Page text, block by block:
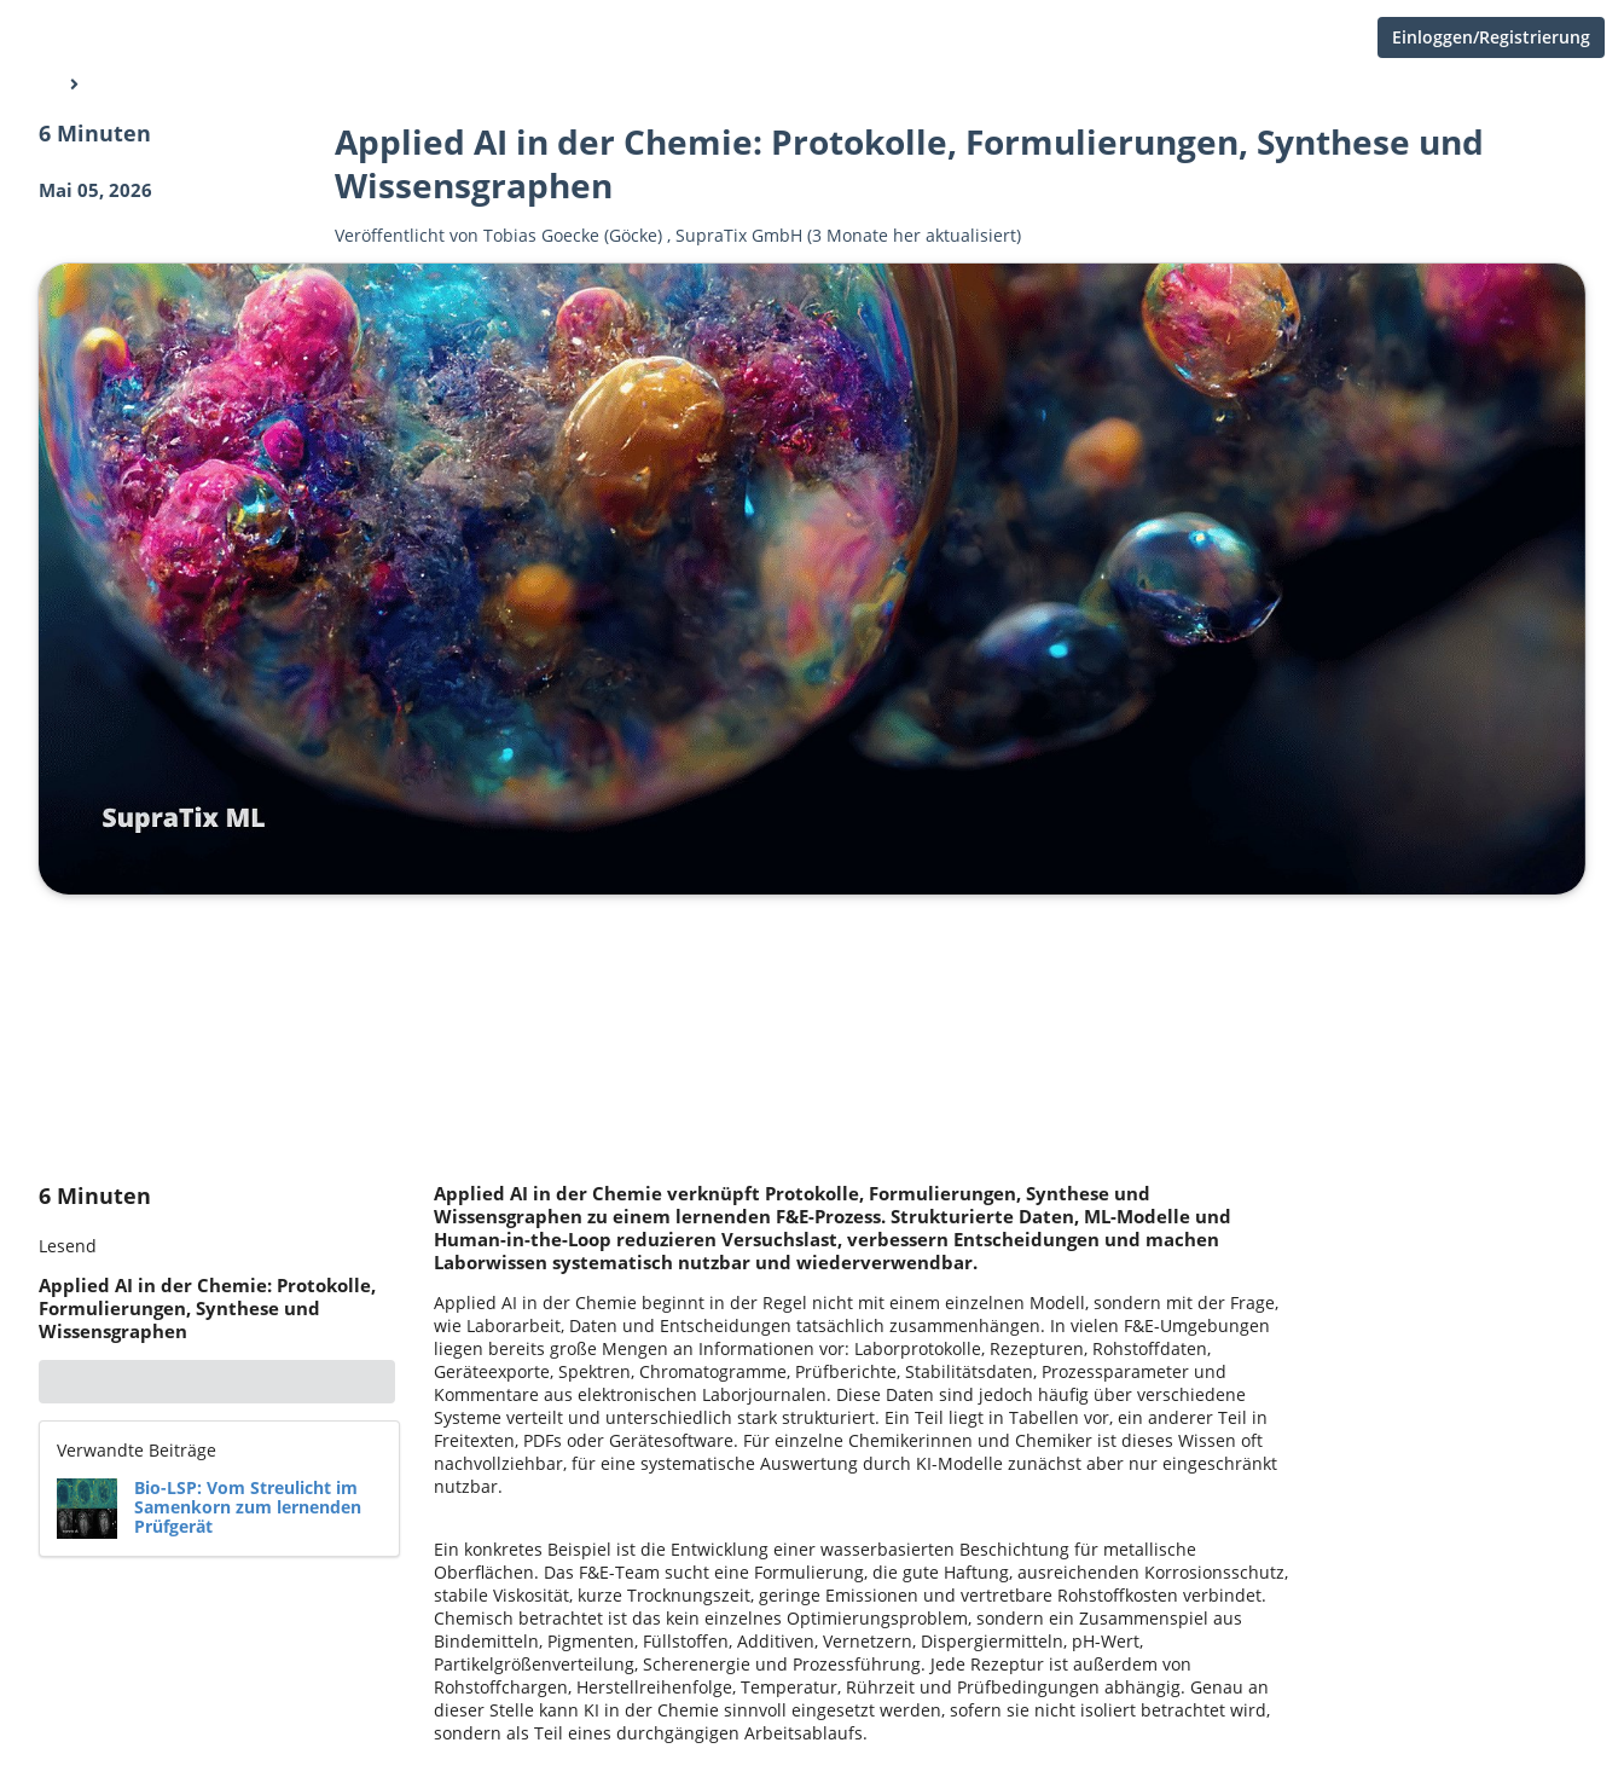
Einloggen/Registrierung
6 Minuten
Mai 05, 2026
Applied AI in der Chemie: Protokolle, Formulierungen, Synthese und
Wissensgraphen
Veröffentlicht vonTobias Goecke (Göcke) ,SupraTix GmbH (3 Monate her aktualisiert)
6 Minuten
Lesend
Applied AI in der Chemie: Protokolle,
Formulierungen, Synthese und
Wissensgraphen
Verwandte Beiträge
Bio-LSP: Vom Streulicht im
Samenkorn zum lernenden
Prüfgerät
Applied AI in der Chemie verknüpft Protokolle, Formulierungen, Synthese und
Wissensgraphen zu einem lernenden F&E-Prozess. Strukturierte Daten, ML-Modelle und
Human-in-the-Loop reduzieren Versuchslast, verbessern Entscheidungen und machen
Laborwissen systematisch nutzbar und wiederverwendbar.
Applied AI in der Chemie beginnt in der Regel nicht mit einem einzelnen Modell, sondern mit der Frage,
wie Laborarbeit, Daten und Entscheidungen tatsächlich zusammenhängen. In vielen F&E-Umgebungen
liegen bereits große Mengen an Informationen vor: Laborprotokolle, Rezepturen, Rohstoffdaten,
Geräteexporte, Spektren, Chromatogramme, Prüfberichte, Stabilitätsdaten, Prozessparameter und
Kommentare aus elektronischen Laborjournalen. Diese Daten sind jedoch häufig über verschiedene
Systeme verteilt und unterschiedlich stark strukturiert. Ein Teil liegt in Tabellen vor, ein anderer Teil in
Freitexten, PDFs oder Gerätesoftware. Für einzelne Chemikerinnen und Chemiker ist dieses Wissen oft
nachvollziehbar, für eine systematische Auswertung durch KI-Modelle zunächst aber nur eingeschränkt
nutzbar.
Ein konkretes Beispiel ist die Entwicklung einer wasserbasierten Beschichtung für metallische
Oberflächen. Das F&E-Team sucht eine Formulierung, die gute Haftung, ausreichenden Korrosionsschutz,
stabile Viskosität, kurze Trocknungszeit, geringe Emissionen und vertretbare Rohstoffkosten verbindet.
Chemisch betrachtet ist das kein einzelnes Optimierungsproblem, sondern ein Zusammenspiel aus
Bindemitteln, Pigmenten, Füllstoffen, Additiven, Vernetzern, Dispergiermitteln, pH-Wert,
Partikelgrößenverteilung, Scherenergie und Prozessführung. Jede Rezeptur ist außerdem von
Rohstoffchargen, Herstellreihenfolge, Temperatur, Rührzeit und Prüfbedingungen abhängig. Genau an
dieser Stelle kann KI in der Chemie sinnvoll eingesetzt werden, sofern sie nicht isoliert betrachtet wird,
sondern als Teil eines durchgängigen Arbeitsablaufs.